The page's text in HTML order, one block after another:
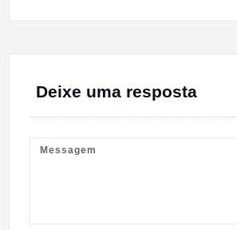
Deixe uma resposta